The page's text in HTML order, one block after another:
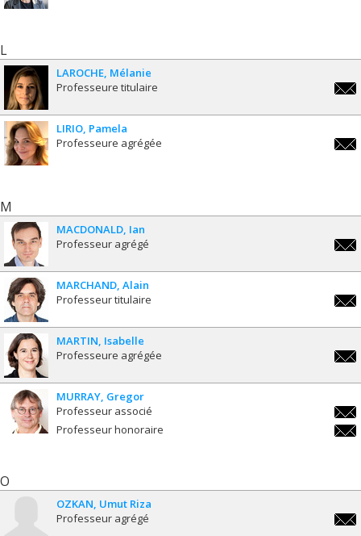
L
LAROCHE Mélanie
Professeure titulaire
LIRIO Pamela
Professeure agrégée
M
MACDONALD Ian
Professeur agrégé
MARCHAND Alain
Professeur titulaire
MARTIN Isabelle
Professeure agrégée
MURRAY Gregor
Professeur associé
Professeur honoraire
O
OZKAN Umut Riza
Professeur agrégé